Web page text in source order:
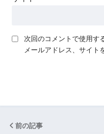
次回のコメントで使用す
メールアドレス、サイト
前の記事